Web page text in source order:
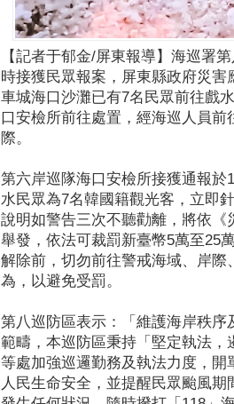
【記者于郁金/屏東報導】海巡署
時接獲民眾報案，屏東縣政府災
車城海口沙灘已有7名民眾前往戲
口安檢所前往處置，經海巡人員
際。
第六岸巡隊海口安檢所接獲通報
水民眾為7名韓國籍觀光客，立即
說明如警告三次不聽勸離，將依
舉發，依法可裁罰新臺幣5萬至25
解除前，切勿前往警戒海域、岸
為，以避免受罰。
第八巡防區表示：「維護海岸秩
範疇，本巡防區秉持「堅定執法
等處加強巡邏勤務及執法力度，
人民生命安全，並提醒民眾颱風